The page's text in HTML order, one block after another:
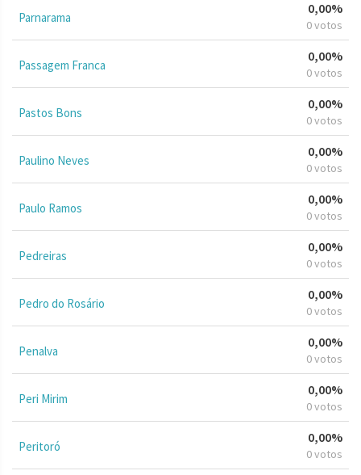
Parnarama
0,00%
0 votos
Passagem Franca
0,00%
0 votos
Pastos Bons
0,00%
0 votos
Paulino Neves
0,00%
0 votos
Paulo Ramos
0,00%
0 votos
Pedreiras
0,00%
0 votos
Pedro do Rosário
0,00%
0 votos
Penalva
0,00%
0 votos
Peri Mirim
0,00%
0 votos
Peritoró
0,00%
0 votos